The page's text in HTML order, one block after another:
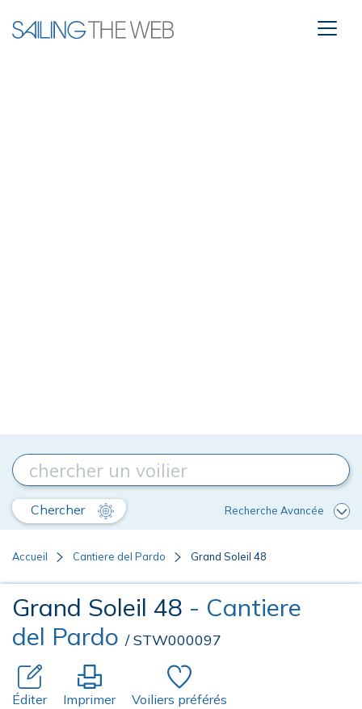
Chercher Recherche Avancée
Accueil Cantiere del Pardo Grand Soleil 48
Grand Soleil 48 - Cantiere
del Pardo / STW000097
Éditer Imprimer Voiliers préférés